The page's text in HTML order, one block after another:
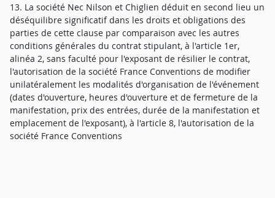
13. La société Nec Nilson et Chiglien déduit en second lieu un
déséquilibre significatif dans les droits et obligations des
parties de cette clause par comparaison avec les autres
conditions générales du contrat stipulant, à l'article 1er,
alinéa 2, sans faculté pour l'exposant de résilier le contrat,
l'autorisation de la société France Conventions de modifier
unilatéralement les modalités d'organisation de l'événement
(dates d'ouverture, heures d'ouverture et de fermeture de la
manifestation, prix des entrées, durée de la manifestation et
emplacement de l'exposant), à l'article 8, l'autorisation de la
société France Conventions